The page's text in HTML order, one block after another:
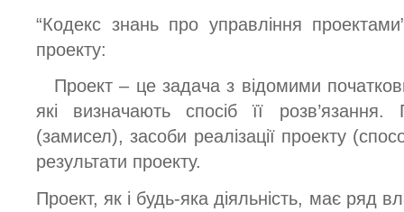
“Кодекс знань про управління
проекту:
Проект – це задача з відомими
які визначають спосіб її
(замисел), засоби реалізації проекту
результати проекту.
Проект, як і будь-яка діяльність, має ряд